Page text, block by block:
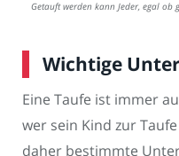
Getauft werden kann Jeder, egal
Wichtige
Eine Taufe ist immer
wer sein Kind zur
daher bestimmte